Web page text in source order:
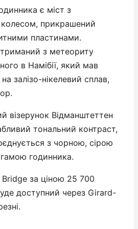
є міст з
прикрашений
пластинами.
з метеориту
в Намібії, який мав
залізо-нікелевий сплав,
візерунок Відманштеттен
тональний контраст,
з чорною, сірою
годинника.
за ціною 25 700
доступний через Girard-